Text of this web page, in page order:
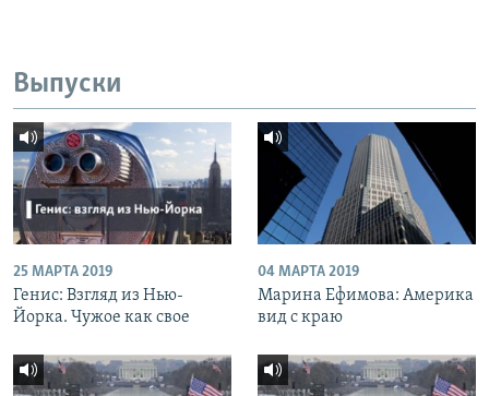
Выпуски
25 МАРТА 2019
Генис: Взгляд из Нью-
Йорка. Чужое как свое
04 МАРТА 2019
Марина Ефимова: Америка
вид с краю